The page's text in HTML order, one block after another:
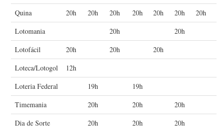
Quina
20h 20h 20h 20h 20h 20h
20h
Lotomania
20h
20h
Lotofácil
20h 20h
20h
Loteca/Lotogol
12h
Loteria Federal
19h
19h
Timemania
20h 20h
20h
Dia de Sorte
20h 20h 20h